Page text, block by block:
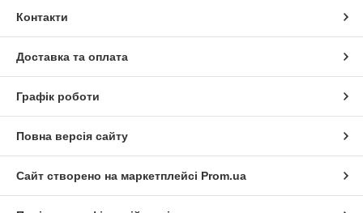
Контакти
Доставка та оплата
Графік роботи
Повна версія сайту
Сайт створено на маркетплейсі Prom.ua